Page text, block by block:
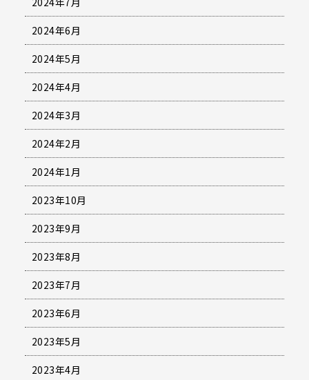
2024年6月
2024年5月
2024年4月
2024年3月
2024年2月
2024年1月
2023年10月
2023年9月
2023年8月
2023年7月
2023年6月
2023年5月
2023年4月